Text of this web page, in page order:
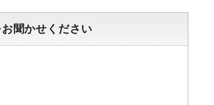
聞かせください